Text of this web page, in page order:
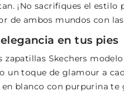
¡No sacrifiques el
de ambos mundos con
en tus pies
zapatillas Skechers
un toque de glamour a
en blanco con purpurina te